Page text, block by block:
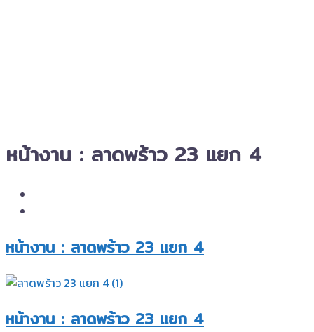
หน้างาน : ลาดพร้าว 23 แยก 4
หน้างาน : ลาดพร้าว 23 แยก 4​
หน้างาน : ลาดพร้าว 23 แยก 4​